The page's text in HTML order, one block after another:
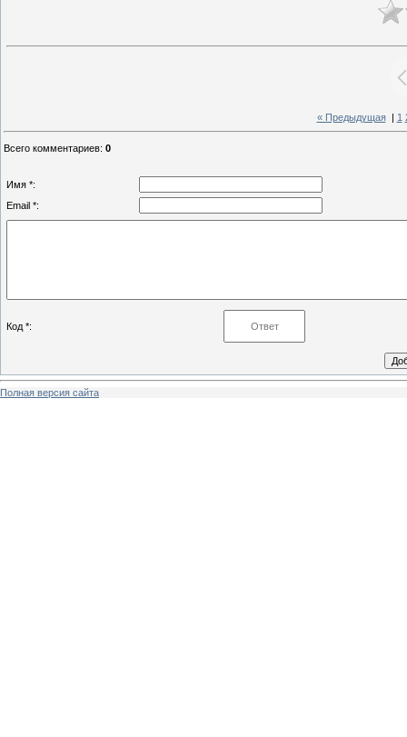
« Предыдущая| 1
Всего комментариев: 0
Имя *:
Email *:
Код *:
Полная версия сайта